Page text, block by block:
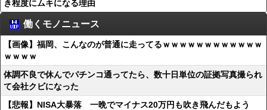
き程度にムキになる理由
働くモノニュース
【画像】福岡、こんなのが普通に走ってるｗｗｗｗｗｗｗｗｗｗｗｗ
ｗｗｗｗ
体調不良で休んでパチンコ通ってたら、数十日単位の証拠写真撮られ
て会社クビになった
【悲報】NISA大暴落 一晩でマイナス20万円も吹き飛んだもよう